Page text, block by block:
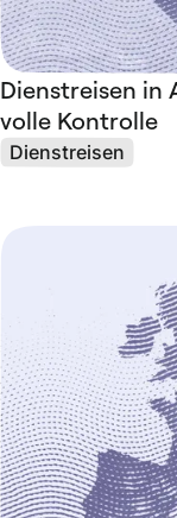
Dienstreisen in
volle Kontrolle
Dienstreisen